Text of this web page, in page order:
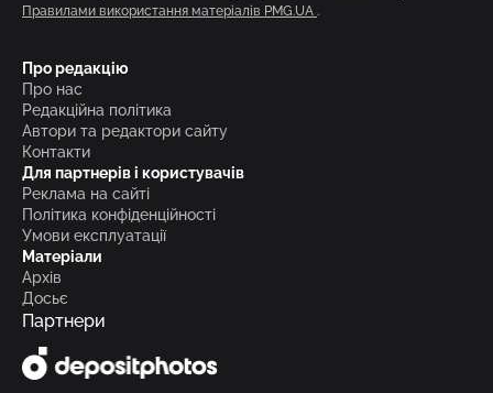
Правилами використання матеріалів PMG.UA .
Про редакцію
Про нас
Редакційна політика
Автори та редактори сайту
Контакти
Для партнерів і користувачів
Реклама на сайті
Політика конфіденційності
Умови експлуатації
Матеріали
Архів
Досьє
Партнери